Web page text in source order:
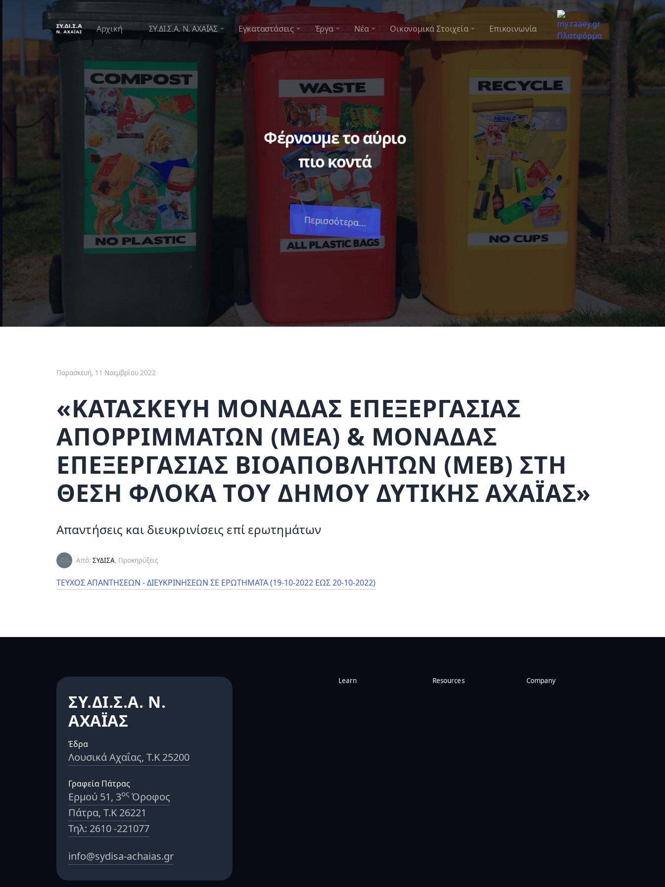
Αρχική ΣΥ.ΔΙ.Σ.Α. Ν. ΑΧΑΪΑΣ Εγκαταστάσεις Έργα Νέα Οικονομικά Στοιχεία Επικοινωνία
Φέρνουμε το αύριο
πιο κοντά
Περισσότερα...
Παρασκευή, 11 Νοεμβρίου 2022
«ΚΑΤΑΣΚΕΥΗ ΜΟΝΑΔΑΣ ΕΠΕΞΕΡΓΑΣΙΑΣ
ΑΠΟΡΡΙΜΜΑΤΩΝ (ΜΕΑ) & ΜΟΝΑΔΑΣ
ΕΠΕΞΕΡΓΑΣΙΑΣ ΒΙΟΑΠΟΒΛΗΤΩΝ (ΜΕΒ) ΣΤΗ
ΘΕΣΗ ΦΛΟΚΑ ΤΟΥ ΔΗΜΟΥ ΔΥΤΙΚΗΣ ΑΧΑΪΑΣ»
Απαντήσεις και διευκρινίσεις επί ερωτημάτων
Από: ΣΥΔΙΣΑ, Προκηρύξεις
ΤΕΥΧΟΣ ΑΠΑΝΤΗΣΕΩΝ - ΔΙΕΥΚΡΙΝΗΣΕΩΝ ΣΕ ΕΡΩΤΗΜΑΤΑ (19-10-2022 ΕΩΣ 20-10-2022)
ΣΥ.ΔΙ.Σ.Α. Ν.
ΑΧΑΪΑΣ
Έδρα
Λουσικά Αχαΐας, Τ.Κ 25200
Γραφεία Πάτρας
Ερμού 51, 3ος Όροφος
Πάτρα, Τ.Κ 26221
Τηλ: 2610 -221077
info@sydisa-achaias.gr
Learn Resources Company